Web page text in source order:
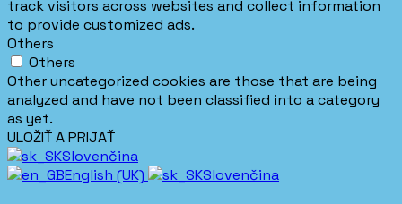
track visitors across websites and collect information
to provide customized ads.
Others
Others
Other uncategorized cookies are those that are being
analyzed and have not been classified into a category
as yet.
ULOŽIŤ A PRIJAŤ
Slovenčina
English (UK)
Slovenčina